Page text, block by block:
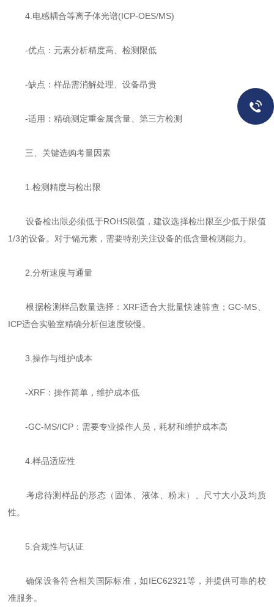
4.电感耦合等离子体光谱(ICP-OES/MS)
-优点：元素分析精度高、检测限低
-缺点：样品需消解处理、设备昂贵
-适用：精确测定重金属含量、第三方检测
三、关键选购考量因素
1.检测精度与检出限
设备检出限必须低于ROHS限值，建议选择检出限至少低于限值
1/3的设备。对于镉元素，需要特别关注设备的低含量检测能力。
2.分析速度与通量
根据检测样品数量选择：XRF适合大批量快速筛查；GC-MS、
ICP适合实验室精确分析但速度较慢。
3.操作与维护成本
-XRF：操作简单，维护成本低
-GC-MS/ICP：需要专业操作人员，耗材和维护成本高
4.样品适应性
考虑待测样品的形态（固体、液体、粉末）、尺寸大小及均质
性。
5.合规性与认证
确保设备符合相关国际标准，如IEC62321等，并提供可靠的校
准服务。